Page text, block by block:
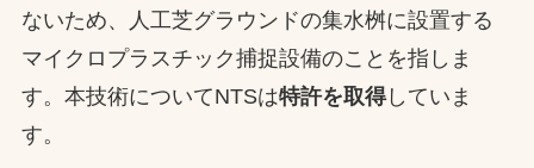
ないため、人工芝グラウンドの集水桝に設置する
マイクロプラスチック捕捉設備のことを指しま
す。本技術についてNTSは特許を取得していま
す。